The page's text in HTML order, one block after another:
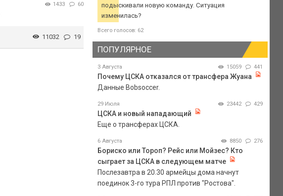
1433 60
11032 19
подыскивали новую команду. Ситуация
изменилась?
Всего голосов: 62
ПОПУЛЯРНОЕ
3 Августа 15059 441
Почему ЦСКА отказался от трансфера Жуана
Данные Bobsoccer.
29 Июля 23442 429
ЦСКА и новый нападающий
Еще о трансферах ЦСКА.
6 Августа 8850 276
Бориско или Тороп? Рейс или Мойзес? Кто
сыграет за ЦСКА в следующем матче
Послезавтра в 20.30 армейцы дома начнут
поединок 3-го тура РПЛ против "Ростова".